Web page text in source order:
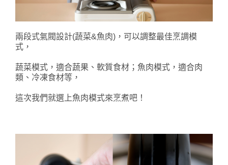
兩段式氣閥設計(蔬菜&魚肉)，可以調整最佳烹調模
式，
蔬菜模式，適合蔬果、軟質食材；魚肉模式，適合肉
類、冷凍食材等，
這次我們就選上魚肉模式來烹煮吧！